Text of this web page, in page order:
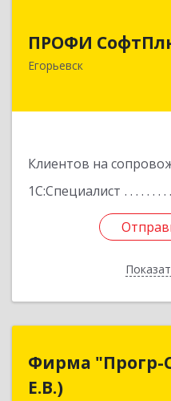
ПРОФИ
Егорьевск
Клиентов на
1С:Специалист
140301,
Парижской
Фирма
Е.В.)